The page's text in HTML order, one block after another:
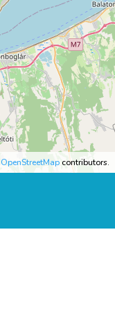
OpenStreetMapcontributors.